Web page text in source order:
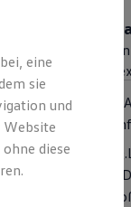
53.481,00 €
stylischem
Ab
Ab
eine
sie
und
Website
diese